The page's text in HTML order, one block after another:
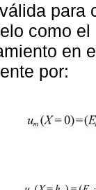
para
como
en
por: